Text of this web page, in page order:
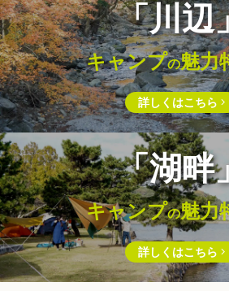
「川辺
キャンプの魅力
詳しくはこちら
「湖畔
キャンプの魅力
詳しくはこちら